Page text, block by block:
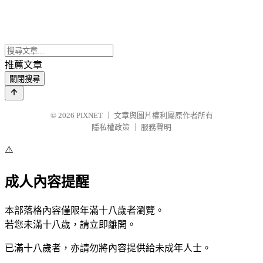
推薦文章
關閉搜尋
© 2026 PIXNET
文章與圖片權利屬原作者所有
隱私權政策
服務聲明
⚠️
成人內容提醒
本部落格內容僅限年滿十八歲者瀏覽。
若您未滿十八歲，請立即離開。
已滿十八歲者，亦請勿將內容提供給未成年人士。